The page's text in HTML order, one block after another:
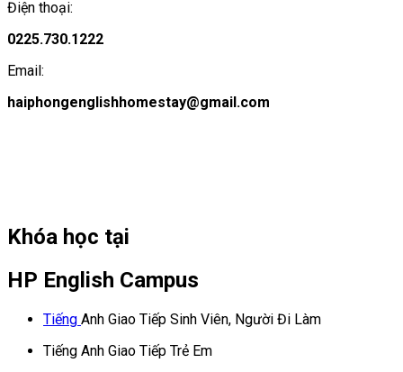
Điện thoại:
0225.730.1222
Email:
haiphongenglishhomestay@gmail.com
Khóa học tại
HP English Campus
Tiếng Anh Giao Tiếp Sinh Viên, Người Đi Làm
Tiếng Anh Giao Tiếp Trẻ Em